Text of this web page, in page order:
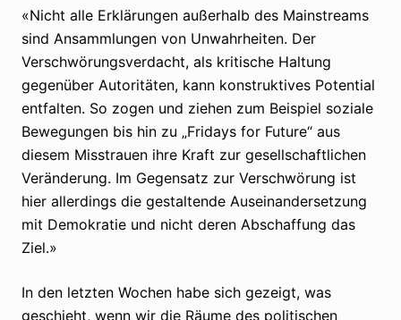
«Nicht alle Erklärungen außerhalb des Mainstreams
sind Ansammlungen von Unwahrheiten. Der
Verschwörungsverdacht, als kritische Haltung
gegenüber Autoritäten, kann konstruktives Potential
entfalten. So zogen und ziehen zum Beispiel soziale
Bewegungen bis hin zu „Fridays for Future“ aus
diesem Misstrauen ihre Kraft zur gesellschaftlichen
Veränderung. Im Gegensatz zur Verschwörung ist
hier allerdings die gestaltende Auseinandersetzung
mit Demokratie und nicht deren Abschaffung das
Ziel.»
In den letzten Wochen habe sich gezeigt, was
geschieht, wenn wir die Räume des politischen